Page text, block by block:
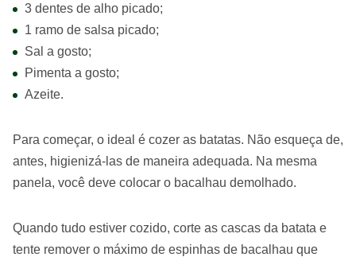
3 dentes de alho picado;
1 ramo de salsa picado;
Sal a gosto;
Pimenta a gosto;
Azeite.
Para começar, o ideal é cozer as batatas. Não esqueça de,
antes, higienizá-las de maneira adequada. Na mesma
panela, você deve colocar o bacalhau demolhado.
Quando tudo estiver cozido, corte as cascas da batata e
tente remover o máximo de espinhas de bacalhau que